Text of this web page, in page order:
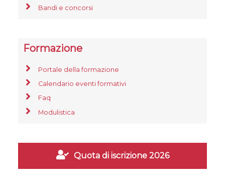
Bandi e concorsi
Formazione
Portale della formazione
Calendario eventi formativi
Faq
Modulistica
Quota di iscrizione 2026